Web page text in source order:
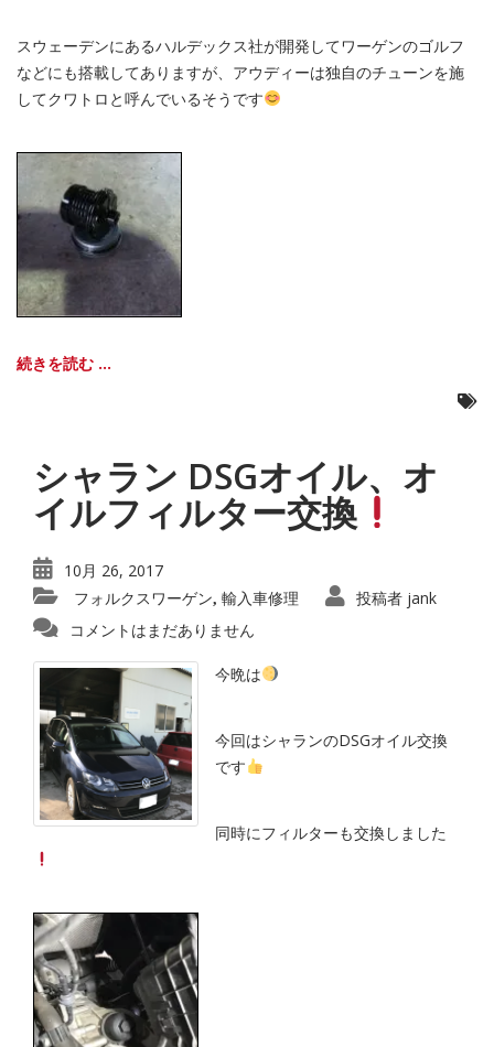
スウェーデンにあるハルデックス社が開発してワーゲンのゴルフ
などにも搭載してありますが、アウディーは独自のチューンを施
してクワトロと呼んでいるそうです
続きを読む ...
シャラン DSGオイル、オ
イルフィルター交換
10月 26, 2017
フォルクスワーゲン 輸入車修理 投稿者 jank
コメントはまだありません
今晩は
今回はシャランのDSGオイル交換
です
同時にフィルターも交換しました